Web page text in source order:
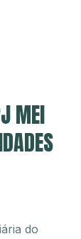
MEI
do